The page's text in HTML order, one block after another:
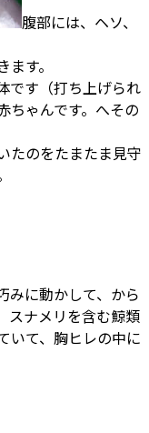
腹部には、ヘソ、
す。
です（打ち上げられ
ちゃんです。へその
たのをたまたま見守
みに動かして、から
スナメリを含む鯨類
いて、胸ヒレの中に